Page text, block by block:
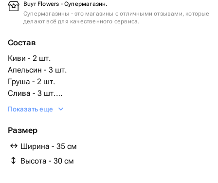
Buyr Flowers - Супермагазин.
Супермагазины - это магазины с отличными отзывами, которые
делают всё для качественного сервиса.
Состав
Киви - 2 шт.
Апельсин - 3 шт.
Груша - 2 шт.
Слива - 3 шт.
виноград темный - 1 шт.
яблоко гренни смит - 3 шт.
миндарин - 3 шт.
Показать еще
Размер
Ширина - 35 см
Высота - 30 см